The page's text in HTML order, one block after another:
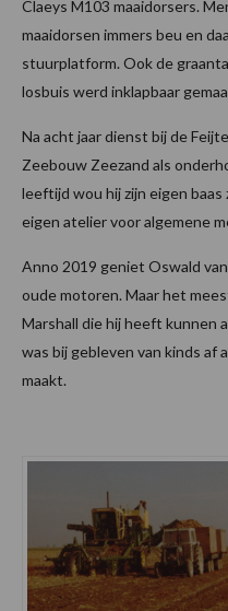
Claeys M103 maaidorsers.
maaidorsen immers beu en
stuurplatform. Ook de
losbuis werd inklapbaar
Na acht jaar dienst bij de
Zeebouw Zeezand als
leeftijd wou hij zijn eigen
eigen atelier voor algemene
Anno 2019 geniet Oswald
oude motoren. Maar het
Marshall die hij heeft kunnen
was bij gebleven van kinds af
maakt.